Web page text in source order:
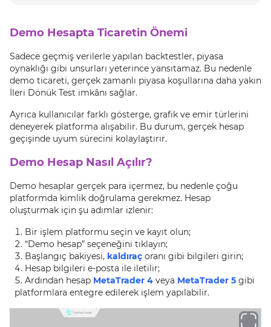
Demo Hesapta Ticaretin Önemi
Sadece geçmiş verilerle yapılan backtestler, piyasa
oynaklığı gibi unsurları yeterince yansıtamaz. Bu nedenle
demo ticareti, gerçek zamanlı piyasa koşullarına daha yakın
İleri Dönük Test imkânı sağlar.
Ayrıca kullanıcılar farklı gösterge, grafik ve emir türlerini
deneyerek platforma alışabilir. Bu durum, gerçek hesap
geçişinde uyum sürecini kolaylaştırır.
Demo Hesap Nasıl Açılır?
Demo hesaplar gerçek para içermez, bu nedenle çoğu
platformda kimlik doğrulama gerekmez. Hesap
oluşturmak için şu adımlar izlenir:
Bir işlem platformu seçin ve kayıt olun;
“Demo hesap” seçeneğini tıklayın;
Başlangıç bakiyesi, kaldıraç oranı gibi bilgileri girin;
Hesap bilgileri e-posta ile iletilir;
Ardından hesap MetaTrader 4 veya MetaTrader 5 gibi
platformlara entegre edilerek işlem yapılabilir.